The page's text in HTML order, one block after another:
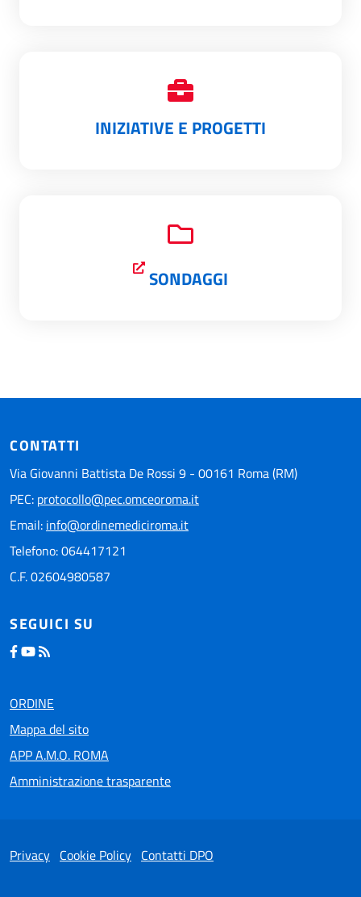
INIZIATIVE E PROGETTI
SONDAGGI
CONTATTI
Via Giovanni Battista De Rossi 9 - 00161 Roma (RM)
PEC: protocollo@pec.omceoroma.it
Email: info@ordinemediciroma.it
Telefono: 064417121
C.F. 02604980587
SEGUICI SU
ORDINE
Mappa del sito
APP A.M.O. ROMA
Amministrazione trasparente
Privacy Cookie Policy Contatti DPO